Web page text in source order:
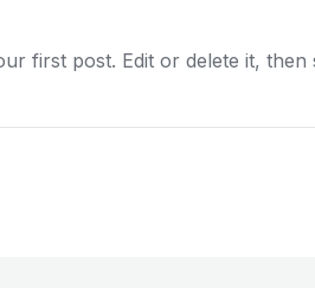
first post. Edit or delete it, then